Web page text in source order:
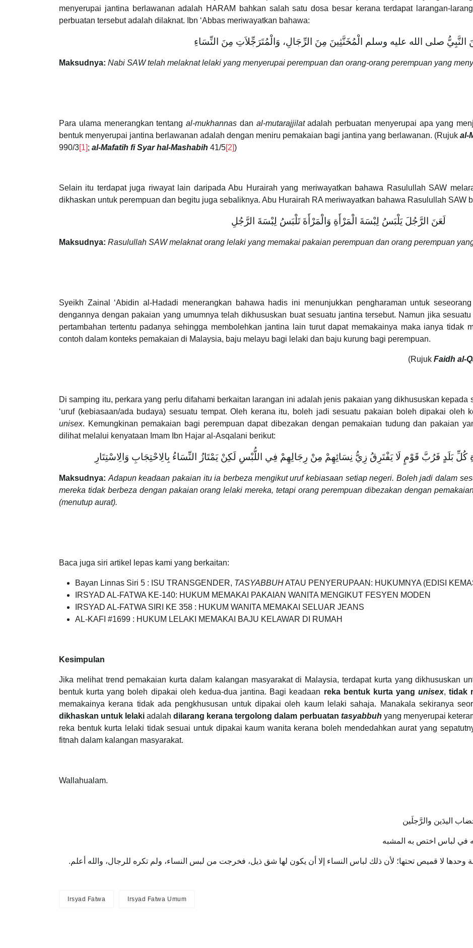
menyerupai jantina berlawanan adalah HARAM bahkan salah satu dosa besar kerana terdapat larangan-
perbuatan tersebut adalah dilaknat. Ibn ‘Abbas meriwayatkan bahawa:
النَّبِيُّ صلى الله عليه وسلم الْمُخَنَّثِينَ مِنَ الرِّجَالِ، وَالْمُتَرَجِّلاَتِ مِنَ النِّسَاءِ
Maksudnya: Nabi SAW telah melaknat lelaki yang menyerupai perempuan dan orang-orang perempuan yang
Para ulama menerangkan tentang al-mukhannas dan al-mutarajjilatadalah perbuatan menyerupai apa yang
bentuk menyerupai jantina berlawanan adalah dengan meniru pemakaian bagi jantina yang berlawanan. (Rujuk al-
990/3[1]; al-Mafatih fi Syar hal-Mashabih 41/5[2])
Selain itu terdapat juga riwayat lain daripada Abu Hurairah yang meriwayatkan bahawa Rasulullah SAW
dikhaskan untuk perempuan dan begitu juga sebaliknya. Abu Hurairah RA meriwayatkan bahawa Rasulullah SAW
لَعَنَ الرَّجُلَ يَلْبَسُ لِبْسَةَ الْمَرْأَةِ وَالْمَرْأَةَ تَلْبَسُ لِبْسَةَ الرَّجُلِ
Maksudnya: Rasulullah SAW melaknat orang lelaki yang memakai pakaian perempuan dan orang perempuan
Syeikh Zainal ‘Abidin al-Hadadi menerangkan bahawa hadis ini menunjukkan pengharaman untuk
dengannya dengan pakaian yang umumnya telah dikhususkan buat sesuatu jantina tersebut. Namun jika
pertambahan tertentu padanya sehingga membolehkan jantina lain turut dapat memakainya maka ianya tidak
contoh dalam konteks pemakaian di Malaysia, baju melayu bagi lelaki dan baju kurung bagi perempuan.
(Rujuk Faidh al-
Di samping itu, perkara yang perlu difahami berkaitan larangan ini adalah jenis pakaian yang dikhususkan
‘uruf (kebiasaan/ada budaya) sesuatu tempat. Oleh kerana itu, boleh jadi sesuatu pakaian boleh dipakai oleh
unisex. Kemungkinan pemakaian bagi perempuan dapat dibezakan dengan pemakaian tudung dan pakaian
dilihat melalui kenyataan Imam Ibn Hajar al-Asqalani berikut:
كُلِّ بَلَدٍ فَرُبَّ قَوْمٍ لَا يَفْتَرِقُ زِيُّ نِسَائِهِمْ مِنْ رِجَالِهِمْ فِي اللُّبْسِ لَكِنْ يَمْتَازُ النِّسَاءُ بِالِاحْتِجَابِ وَالِاسْتِتَارِ
Maksudnya: Adapun keadaan pakaian itu ia berbeza mengikut uruf kebiasaan setiap negeri. Boleh jadi dalam
mereka tidak berbeza dengan pakaian orang lelaki mereka, tetapi orang perempuan dibezakan dengan
(menutup aurat).
Baca juga siri artikel lepas kami yang berkaitan:
Bayan Linnas Siri 5 : ISU TRANSGENDER, TASYABBUHATAU PENYERUPAAN: HUKUMNYA (EDISI
IRSYAD AL-FATWA KE-140: HUKUM MEMAKAI PAKAIAN WANITA MENGIKUT FESYEN MODEN
IRSYAD AL-FATWA SIRI KE 358 : HUKUM WANITA MEMAKAI SELUAR JEANS
AL-KAFI #1699 : HUKUM LELAKI MEMAKAI BAJU KELAWAR DI RUMAH
Kesimpulan
Jika melihat trend pemakaian kurta dalam kalangan masyarakat di Malaysia, terdapat kurta yang dikhususkan
bentuk kurta yang boleh dipakai oleh kedua-dua jantina. Bagi keadaan reka bentuk kurta yangunisex,tidak
memakainya kerana tidak ada pengkhususan untuk dipakai oleh kaum lelaki sahaja. Manakala sekiranya
dikhaskan untuk lelaki adalahdilarang kerana tergolong dalam perbuatan tasyabbuh yang menyerupai
reka bentuk kurta lelaki tidak sesuai untuk dipakai kaum wanita kerana boleh mendedahkan aurat yang
fitnah dalam kalangan masyarakat.
Wallahualam.
اليدَين والرَّجلَين
في لباس اختص به المشبه
‌وحدها ‌لا ‌قميص ‌تحتها؛ لأن ذلك لباس النساء إلا أن يكون لها شق ذيل، فخرجت من لبس النساء، ولم تكره للرجال، والله أعلم.
Irsyad Fatwa Irsyad Fatwa Umum